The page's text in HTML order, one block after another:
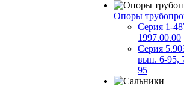
Опоры
Серия 1-
1997.00.00
Серия
вып. 6-95,
95